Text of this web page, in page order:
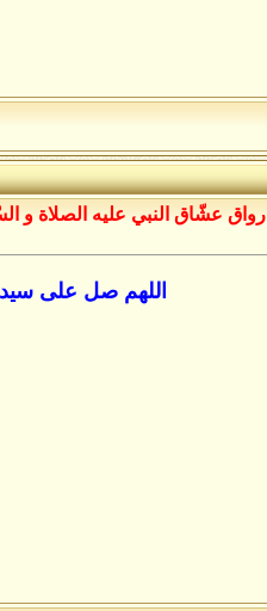
رواق عشّاق النبي عليه الصلاة و
اللهم صل على